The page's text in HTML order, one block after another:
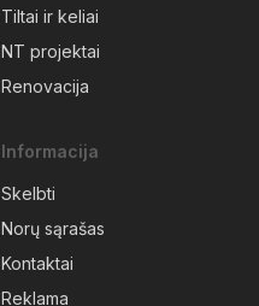
Tiltai ir keliai
NT projektai
Renovacija
Informacija
Skelbti
Norų sąrašas
Kontaktai
Reklama